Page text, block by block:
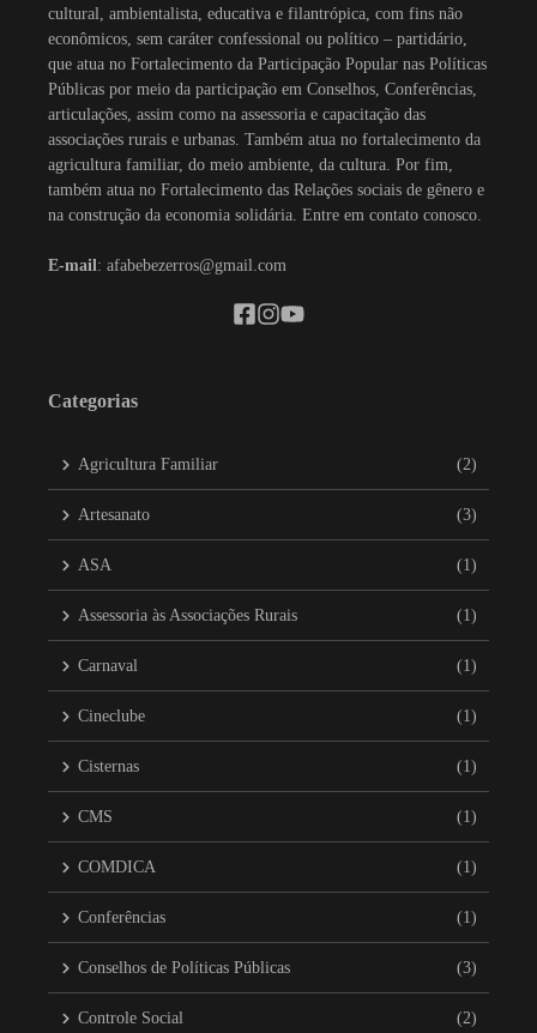
cultural, ambientalista, educativa e filantrópica, com fins não
econômicos, sem caráter confessional ou político – partidário,
que atua no Fortalecimento da Participação Popular nas Políticas
Públicas por meio da participação em Conselhos, Conferências,
articulações, assim como na assessoria e capacitação das
associações rurais e urbanas. Também atua no fortalecimento da
agricultura familiar, do meio ambiente, da cultura. Por fim,
também atua no Fortalecimento das Relações sociais de gênero e
na construção da economia solidária. Entre em contato conosco.
E-mail: afabebezerros@gmail.com
Categorias
Agricultura Familiar (2)
Artesanato (3)
ASA (1)
Assessoria às Associações Rurais (1)
Carnaval (1)
Cineclube (1)
Cisternas (1)
CMS (1)
COMDICA (1)
Conferências (1)
Conselhos de Políticas Públicas (3)
Controle Social (2)